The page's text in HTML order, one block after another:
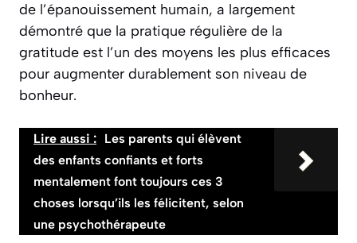
de l’épanouissement humain, a largement
démontré que la pratique régulière de la
gratitude est l’un des moyens les plus efficaces
pour augmenter durablement son niveau de
bonheur.
Lire aussi : Les parents qui élèvent
des enfants confiants et forts
mentalement font toujours ces 3
choses lorsqu’ils les félicitent, selon
une psychothérapeute